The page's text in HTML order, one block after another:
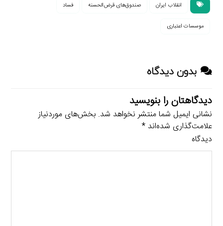
انقلاب ایران صندوق‌های قرض‌الحسنه فساد
موسسات اعتباری
بدون دیدگاه
دیدگاهتان را بنویسید
نشانی ایمیل شما منتشر نخواهد شد. بخش‌های موردنیاز
علامت‌گذاری شده‌اند*
دیدگاه